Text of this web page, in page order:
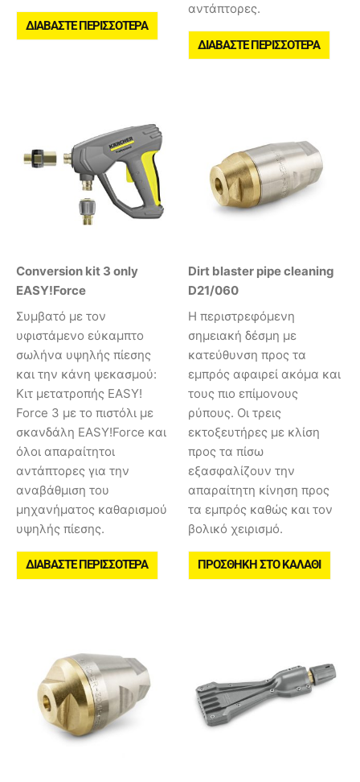
ΔΙΑΒΆΣΤΕ ΠΕΡΙΣΣΌΤΕΡΑ
αντάπτορες.
ΔΙΑΒΆΣΤΕ ΠΕΡΙΣΣΌΤΕΡΑ
Conversion kit 3 only
EASY!Force
Συμβατό με τον
υφιστάμενο εύκαμπτο
σωλήνα υψηλής πίεσης
και την κάνη ψεκασμού:
Κιτ μετατροπής EASY!
Force 3 με το πιστόλι με
σκανδάλη EASY!Force και
όλοι απαραίτητοι
αντάπτορες για την
αναβάθμιση του
μηχανήματος καθαρισμού
υψηλής πίεσης.
ΔΙΑΒΆΣΤΕ ΠΕΡΙΣΣΌΤΕΡΑ
Dirt blaster pipe cleaning
D21/060
Η περιστρεφόμενη
σημειακή δέσμη με
κατεύθυνση προς τα
εμπρός αφαιρεί ακόμα και
τους πιο επίμονους
ρύπους. Οι τρεις
εκτοξευτήρες με κλίση
προς τα πίσω
εξασφαλίζουν την
απαραίτητη κίνηση προς
τα εμπρός καθώς και τον
βολικό χειρισμό.
ΠΡΟΣΘΉΚΗ ΣΤΟ ΚΑΛΆΘΙ